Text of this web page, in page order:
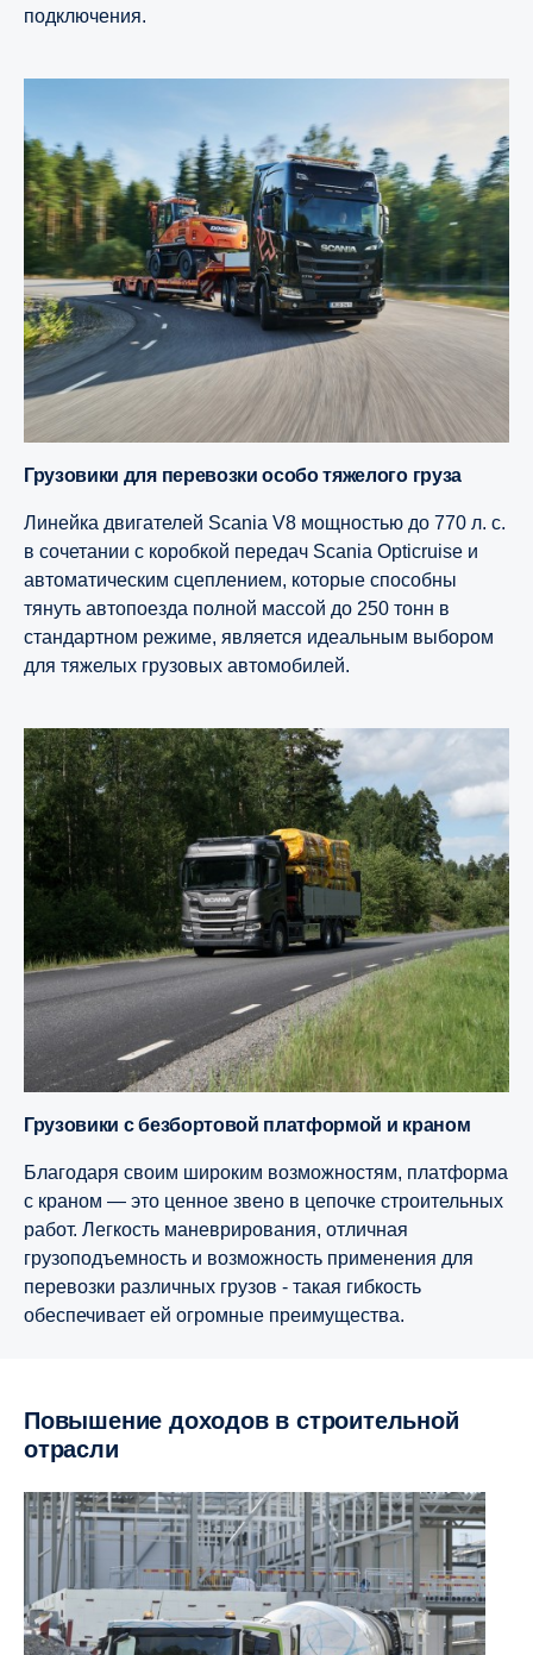
подключения.
Грузовики для перевозки особо тяжелого груза
Линейка двигателей Scania V8 мощностью до 770 л. с.
в сочетании с коробкой передач Scania Opticruise и
автоматическим сцеплением, которые способны
тянуть автопоезда полной массой до 250 тонн в
стандартном режиме, является идеальным выбором
для тяжелых грузовых автомобилей.
Грузовики с безбортовой платформой и краном
Благодаря своим широким возможностям, платформа
с краном — это ценное звено в цепочке строительных
работ. Легкость маневрирования, отличная
грузоподъемность и возможность применения для
перевозки различных грузов - такая гибкость
обеспечивает ей огромные преимущества.
Повышение доходов в строительной
отрасли